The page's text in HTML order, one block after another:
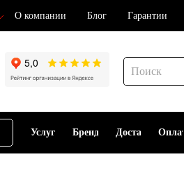
О компании Блог Гарантии
Подбор
АКБ
Услуги Бренды Доставка